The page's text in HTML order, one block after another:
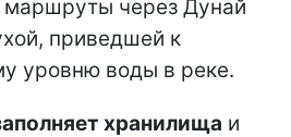
маршруты через Дунай
приведшей к
уровню воды в реке.
хранилища и